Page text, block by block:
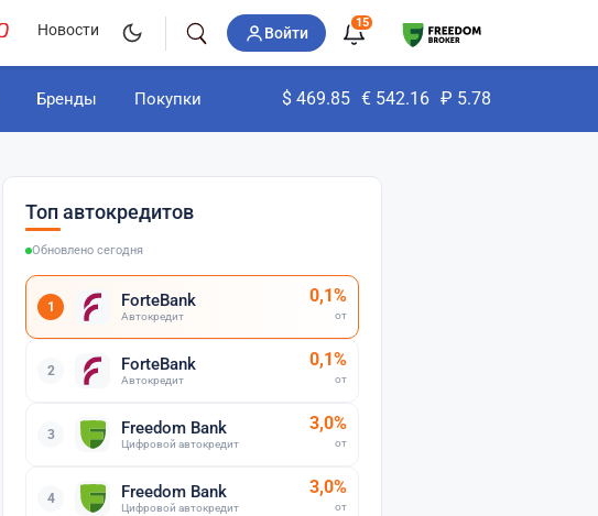
Новости Войти
15
Бренды Покупки $ 469.85 € 542.16 ₽ 5.78
Топ автокредитов
Обновлено сегодня
1 ForteBank
Автокредит
0,1%
от
2 ForteBank
Автокредит
0,1%
от
3 Freedom Bank
Цифровой автокредит
3,0%
от
4 Freedom Bank
Цифровой автокредит
3,0%
от